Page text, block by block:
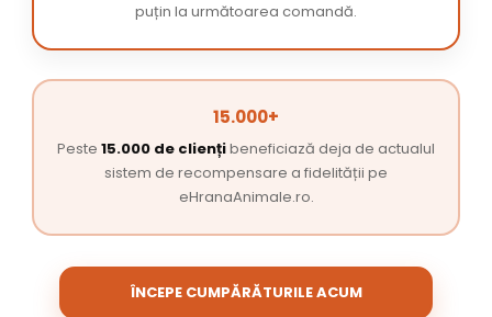
puțin la următoarea comandă.
15.000+
Peste 15.000 de cliențibeneficiază deja de actualul
sistem de recompensare a fidelității pe
eHranaAnimale.ro.
ÎNCEPE CUMPĂRĂTURILE ACUM